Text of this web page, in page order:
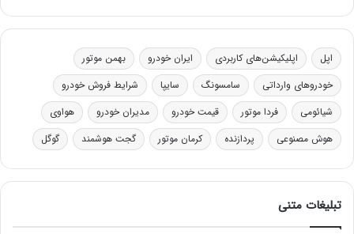
اپل اپلیکیشن‌های کاربردی ایران خودرو
بهمن موتور
خودروهای وارداتی
سامسونگ سایپا
شرایط فروش خودرو
شیائومی
فردا موتور قیمت خودرو مدیران خودرو
هواوی
هوش مصنوعی
پردازنده کرمان موتور گجت هوشمند گوگل
تبلیغات متنی